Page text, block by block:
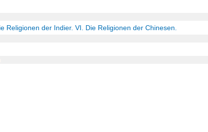
Religionen der Indier. VI. Die Religionen der Chinesen.